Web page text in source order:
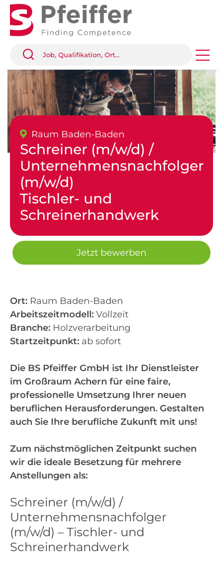
Raum Baden-Baden
Schreiner (m/w/d) /
Unternehmensnachfolger
(m/w/d)
Tischler- und
Schreinerhandwerk
Jetzt bewerben
Ort: Raum Baden-Baden
Arbeitszeitmodell: Vollzeit
Branche: Holzverarbeitung
Startzeitpunkt: ab sofort
Die BS Pfeiffer GmbH ist Ihr Dienstleister
im Großraum Achern für eine faire,
professionelle Umsetzung Ihrer neuen
beruflichen Herausforderungen. Gestalten
auch Sie Ihre berufliche Zukunft mit uns!
Zum nächstmöglichen Zeitpunkt suchen
wir die ideale Besetzung für mehrere
Anstellungen als:
Schreiner (m/w/d) /
Unternehmensnachfolger
(m/w/d) – Tischler- und
Schreinerhandwerk